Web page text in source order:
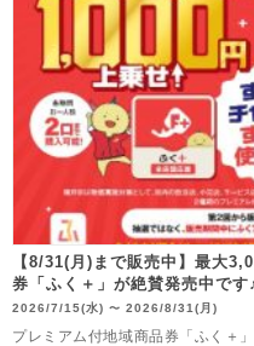
【8/31(月)まで販売中】最大
券「ふく＋」が絶賛発売中です
2026/7/15(水) 〜 2026/8/31(月)
プレミアム付地域商品券「ふく＋